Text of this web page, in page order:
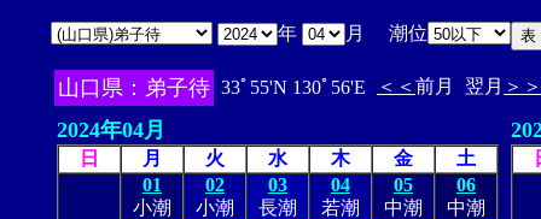
年 月 潮位
山口県：弟子待 33ﾟ55'N 130ﾟ56'E ＜＜ 前月 翌月 ＞＞
2024年04月
日 月 火 水 木 金 土
01
小潮
02
小潮
03
長潮
04
若潮
05
中潮
06
中潮